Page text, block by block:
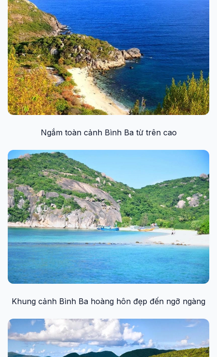
Ngắm toàn cảnh Bình Ba từ trên cao
Khung cảnh Bình Ba hoàng hôn đẹp đến ngỡ ngàng